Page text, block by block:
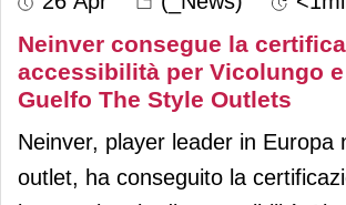
Neinver consegue la
accessibilità per Vicolungo
Guelfo The Style Outlets
Neinver, player leader in Europa
outlet, ha conseguito la